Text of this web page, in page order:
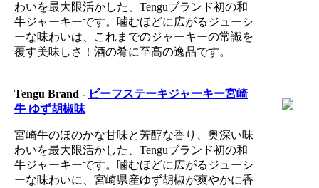
わいを最大限活かした、Tenguブランド初の和
牛ジャーキーです。噛むほどに広がるジューシ
ーな味わいは、これまでのジャーキーの常識を
覆す美味しさ！酒の肴に至高の逸品です。
Tengu Brand - ビーフステーキジャーキー宮崎
牛 ゆず胡椒味
宮崎牛のほのかな甘味と芳醇な香り、奥深い味
わいを最大限活かした、Tenguブランド初の和
牛ジャーキーです。噛むほどに広がるジューシ
ーな味わいに、宮崎県産ゆず胡椒が爽やかに香